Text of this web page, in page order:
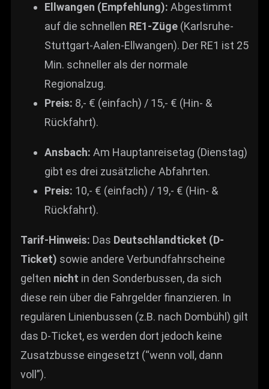
Ellwangen (Empfehlung): Abgestimmt
auf die schnellen RE1-Züge (Karlsruhe-
Stuttgart-Aalen-Ellwangen). Der RE1 ist 25
Min. schneller als der normale
Regionalzug.
Preis: 8,- € (einfach) / 15,- € (Hin- &
Rückfahrt).
Ansbach: Am Hauptanreisetag (Dienstag)
gibt es drei zusätzliche Abfahrten.
Preis: 10,- € (einfach) / 19,- € (Hin- &
Rückfahrt).
Tarif-Hinweis: Das Deutschlandticket (D-
Ticket) sowie andere Verbundfahrscheine
gelten nicht in den Sonderbussen, da sich
diese rein über die Fahrgelder finanzieren. In
regulären Linienbussen (z.B. nach Dombühl) gilt
das D-Ticket, es werden dort jedoch keine
Zusatzbusse eingesetzt (“wenn voll, dann
voll”).